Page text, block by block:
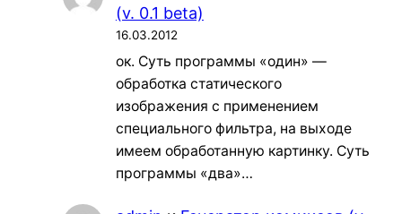
(v. 0.1 beta)
16.03.2012
ок. Суть программы «один» —
обработка статического
изображения с применением
специального фильтра, на выходе
имеем обработанную картинку. Суть
программы «два»…